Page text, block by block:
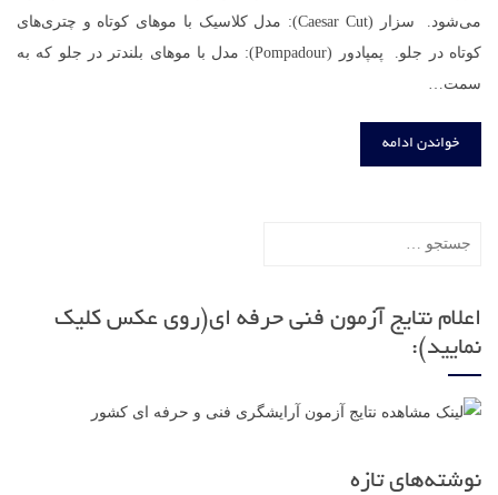
می‌شود. سزار (Caesar Cut): مدل کلاسیک با موهای کوتاه و چتری‌های
کوتاه در جلو. پمپادور (Pompadour): مدل با موهای بلندتر در جلو که به
سمت…
خواندن ادامه
اعلام نتایج آزمون فنی حرفه ای(روی عکس کلیک
نمایید):
نوشته‌های تازه